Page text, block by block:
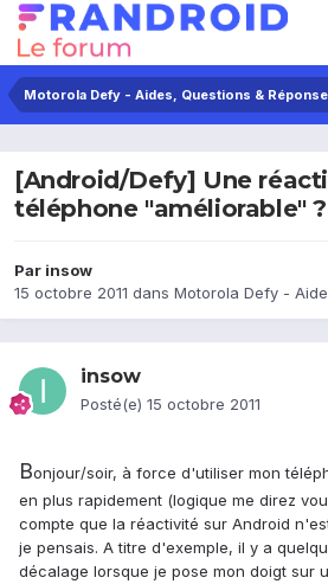
Motorola Defy - Aides, Questions &
[Android/Defy] Une
téléphone "améliorable" ?
Par insow
15 octobre 2011 dans Motorola Defy -
insow
Posté(e) 15 octobre 2011
Bonjour/soir, à force d'utiliser mon
en plus rapidement (logique me direz
compte que la réactivité sur Android
je pensais. A titre d'exemple, il y a
décalage lorsque je pose mon doigt sur